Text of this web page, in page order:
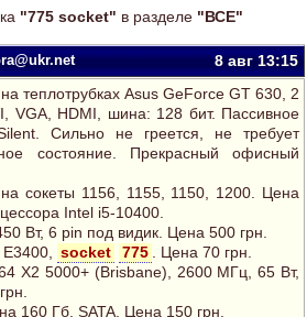
"775 socket" в разделе "ВСЕ"
8 авг13:15
теплотрубках Asus GeForce GT 630, 2
VGA, HDMI, шина: 128 бит. Пассивное
Сильно не греется, не требует
состояние. Прекрасный офисный
сокеты 1156, 1155, 1150, 1200. Цена
Intel i5-10400.
Вт, 6 pin под видик. Цена 500 грн.
socket 775
. Цена 70 грн.
Х2 5000+ (Brisbane), 2600 МГц, 65 Вт,
160 Гб, SATA. Цена 150 грн.